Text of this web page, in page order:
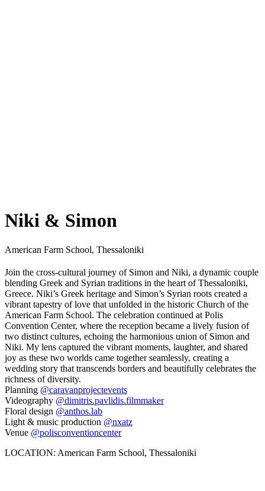
Niki & Simon
American Farm School, Thessaloniki
Join the cross-cultural journey of Simon and Niki, a dynamic couple
blending Greek and Syrian traditions in the heart of Thessaloniki,
Greece. Niki’s Greek heritage and Simon’s Syrian roots created a
vibrant tapestry of love that unfolded in the historic Church of the
American Farm School. The celebration continued at Polis
Convention Center, where the reception became a lively fusion of
two distinct cultures, echoing the harmonious union of Simon and
Niki. My lens captured the vibrant moments, laughter, and shared
joy as these two worlds came together seamlessly, creating a
wedding story that transcends borders and beautifully celebrates the
richness of diversity.
Planning @caravanprojectevents
Videography @dimitris.pavlidis.filmmaker
Floral design @anthos.lab
Light & music production @nxatz
Venue @polisconventioncenter
LOCATION: American Farm School, Thessaloniki